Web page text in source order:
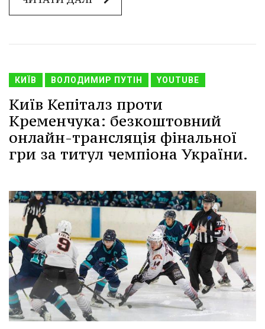
КИЇВ ВОЛОДИМИР ПУТІН YOUTUBE
Київ Кепіталз проти
Кременчука: безкоштовний
онлайн-трансляція фінальної
гри за титул чемпіона України.